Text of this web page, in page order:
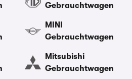
Gebrauchtwagen
MINI
Gebrauchtwagen
Mitsubishi
Gebrauchtwagen